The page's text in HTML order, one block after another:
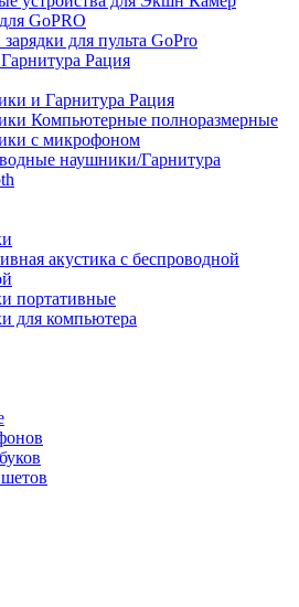
GoPRO
для пульта GoPro
Рация
и Гарнитура Рация
Компьютерные полноразмерные
с микрофоном
наушники/Гарнитура
акустика с беспроводной
портативные
для компьютера